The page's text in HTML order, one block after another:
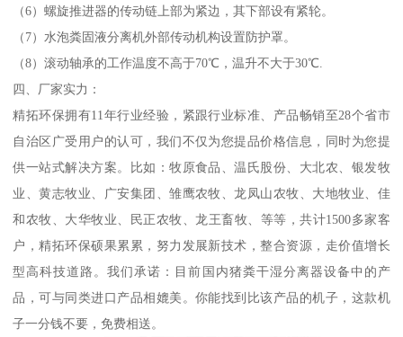
（6）螺旋推进器的传动链上部为紧边，其下部设有紧轮。
（7）水泡粪固液分离机外部传动机构设置防护罩。
（8）滚动轴承的工作温度不高于70℃，温升不大于30℃.
四、厂家实力：
精拓环保拥有11年行业经验，紧跟行业标准、产品畅销至28个省市
自治区广受用户的认可，我们不仅为您提品价格信息，同时为您提
供一站式解决方案。比如：牧原食品、温氏股份、大北农、银发牧
业、黄志牧业、广安集团、雏鹰农牧、龙凤山农牧、大地牧业、佳
和农牧、大华牧业、民正农牧、龙王畜牧、等等，共计1500多家客
户，精拓环保硕果累累，努力发展新技术，整合资源，走价值增长
型高科技道路。我们承诺：目前国内猪粪干湿分离器设备中的产
品，可与同类进口产品相媲美。你能找到比该产品的机子，这款机
子一分钱不要，免费相送。